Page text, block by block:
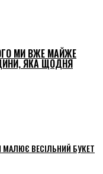
МИ ВЖЕ МАЙЖЕ
ЯКА ЩОДНЯ
ВЕСІЛЬНИЙ БУКЕТ